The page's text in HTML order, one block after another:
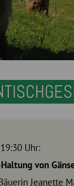
Uhr:
von
Jeanette